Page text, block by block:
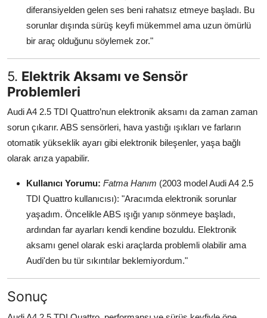
diferansiyelden gelen ses beni rahatsız etmeye başladı. Bu
sorunlar dışında sürüş keyfi mükemmel ama uzun ömürlü
bir araç olduğunu söylemek zor."
5. Elektrik Aksamı ve Sensör
Problemleri
Audi A4 2.5 TDI Quattro’nun elektronik aksamı da zaman zaman
sorun çıkarır. ABS sensörleri, hava yastığı ışıkları ve farların
otomatik yükseklik ayarı gibi elektronik bileşenler, yaşa bağlı
olarak arıza yapabilir.
Kullanıcı Yorumu: Fatma Hanım (2003 model Audi A4 2.5
TDI Quattro kullanıcısı): "Aracımda elektronik sorunlar
yaşadım. Öncelikle ABS ışığı yanıp sönmeye başladı,
ardından far ayarları kendi kendine bozuldu. Elektronik
aksamı genel olarak eski araçlarda problemli olabilir ama
Audi'den bu tür sıkıntılar beklemiyordum."
Sonuç